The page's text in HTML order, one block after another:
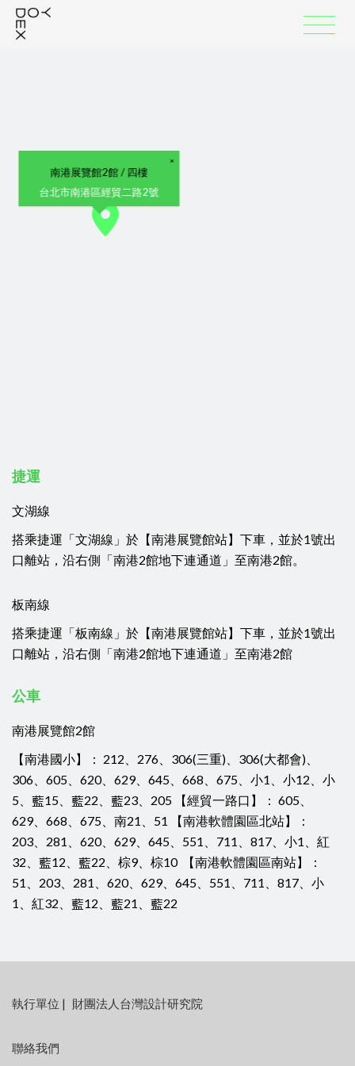
×
南港展覽館2館 / 四樓
台北市南港區經貿二路2號
捷運
文湖線
搭乘捷運「文湖線」於【南港展覽館站】下車，並於1號出
口離站，沿右側「南港2館地下連通道」至南港2館。
板南線
搭乘捷運「板南線」於【南港展覽館站】下車，並於1號出
口離站，沿右側「南港2館地下連通道」至南港2館
公車
南港展覽館2館
【南港國小】： 212、276、306(三重)、306(大都會)、
306、605、620、629、645、668、675、小1、小12、小
5、藍15、藍22、藍23、205 【經貿一路口】： 605、
629、668、675、南21、51 【南港軟體園區北站】：
203、281、620、629、645、551、711、817、小1、紅
32、藍12、藍22、棕9、棕10 【南港軟體園區南站】：
51、203、281、620、629、645、551、711、817、小
1、紅32、藍12、藍21、藍22
:::
執行單位 | 財團法人台灣設計研究院
聯絡我們